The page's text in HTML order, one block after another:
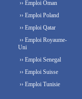
›› Emploi Oman
›› Emploi Poland
›› Emploi Qatar
›› Emploi Royaume-
Uni
›› Emploi Senegal
›› Emploi Suisse
›› Emploi Tunisie